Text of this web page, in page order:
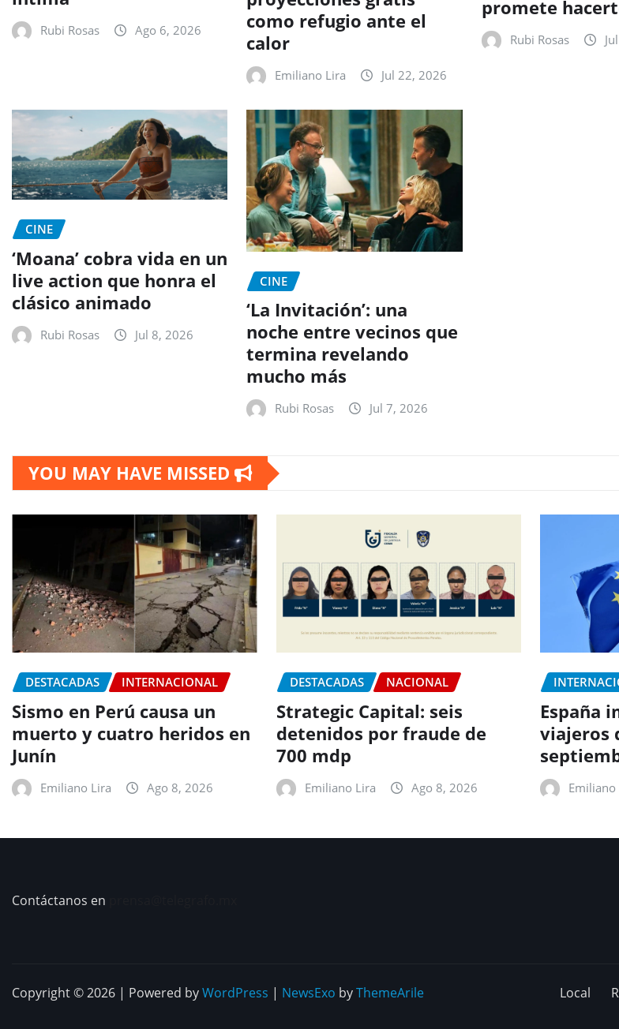
Rubi Rosas Ago 6, 2026
como refugio ante el
calor
Emiliano Lira Jul 22, 2026
promete
Rubi Rosas
CINE
‘Moana’ cobra vida en un
live action que honra el
clásico animado
Rubi Rosas Jul 8, 2026
CINE
‘La Invitación’: una
noche entre vecinos que
termina revelando
mucho más
Rubi Rosas Jul 7, 2026
YOU MAY HAVE MISSED
DESTACADAS INTERNACIONAL
Sismo en Perú causa un
muerto y cuatro heridos en
Junín
Emiliano Lira Ago 8, 2026
DESTACADAS NACIONAL
Strategic Capital: seis
detenidos por fraude de
700 mdp
Emiliano Lira Ago 8, 2026
España
viajeros
Emiliano
Contáctanos en
Copyright © 2026 | Powered byWordPress | NewsExo byThemeArile Local